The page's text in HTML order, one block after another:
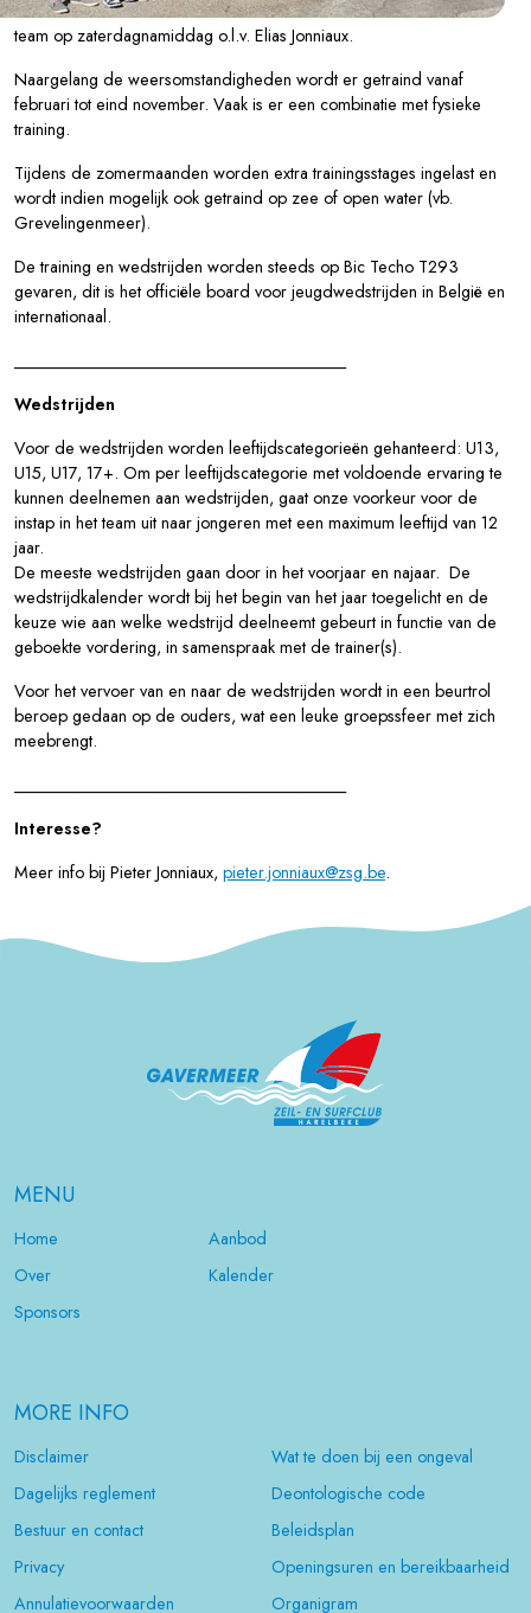
team op zaterdagnamiddag o.l.v. Elias Jonniaux.
Naargelang de weersomstandigheden wordt er getraind vanaf
februari tot eind november. Vaak is er een combinatie met fysieke
training.
Tijdens de zomermaanden worden extra trainingsstages ingelast en
wordt indien mogelijk ook getraind op zee of open water (vb.
Grevelingenmeer).
De training en wedstrijden worden steeds op Bic Techo T293
gevaren, dit is het officiële board voor jeugdwedstrijden in België en
internationaal.
Wedstrijden
Voor de wedstrijden worden leeftijdscategorieën gehanteerd: U13,
U15, U17, 17+. Om per leeftijdscategorie met voldoende ervaring te
kunnen deelnemen aan wedstrijden, gaat onze voorkeur voor de
instap in het team uit naar jongeren met een maximum leeftijd van 12
jaar.
De meeste wedstrijden gaan door in het voorjaar en najaar. De
wedstrijdkalender wordt bij het begin van het jaar toegelicht en de
keuze wie aan welke wedstrijd deelneemt gebeurt in functie van de
geboekte vordering, in samenspraak met de trainer(s).
Voor het vervoer van en naar de wedstrijden wordt in een beurtrol
beroep gedaan op de ouders, wat een leuke groepssfeer met zich
meebrengt.
Interesse?
Meer info bij Pieter Jonniaux, pieter.jonniaux@zsg.be.
MENU
Home
Aanbod
Over
Kalender
Sponsors
MORE INFO
Disclaimer
Wat te doen bij een ongeval
Dagelijks reglement
Deontologische code
Bestuur en contact
Beleidsplan
Privacy
Openingsuren en bereikbaarheid
Annulatievoorwaarden
Organigram